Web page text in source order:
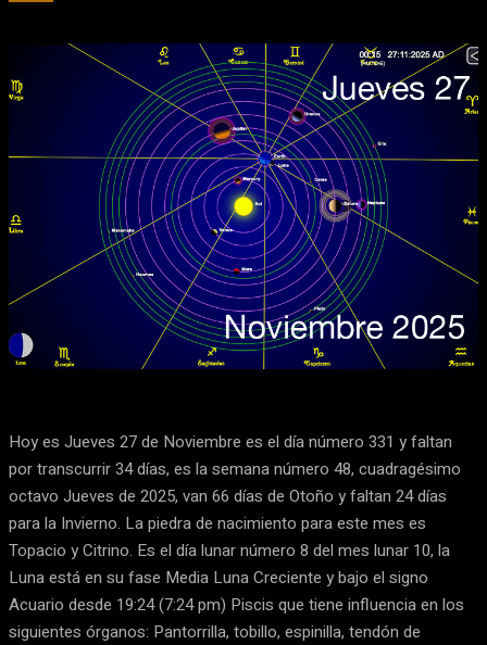
Facebook X Pinterest WhatsApp
Hoy es Jueves 27 de Noviembre es el día número 331 y faltan
por transcurrir 34 días, es la semana número 48, cuadragésimo
octavo Jueves de 2025, van 66 días de Otoño y faltan 24 días
para la Invierno. La piedra de nacimiento para este mes es
Topacio y Citrino. Es el día lunar número 8 del mes lunar 10, la
Luna está en su fase Media Luna Creciente y bajo el signo
Acuario desde 19:24 (7:24 pm) Piscis que tiene influencia en los
siguientes órganos: Pantorrilla, tobillo, espinilla, tendón de